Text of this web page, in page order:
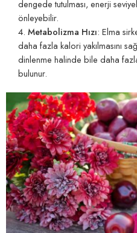
dengede tutulması, enerji
önleyebilir.
Metabolizma Hızı: Elma
daha fazla kalori yakılmasını
dinlenme halinde bile daha
bulunur.